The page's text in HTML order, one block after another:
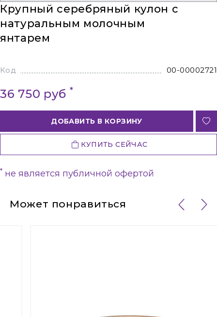
Крупный серебряный кулон с
натуральным молочным
янтарем
Код 00-00002721
36 750 руб *
ДОБАВИТЬ В КОРЗИНУ
КУПИТЬ СЕЙЧАС
* не является публичной офертой
Может понравиться